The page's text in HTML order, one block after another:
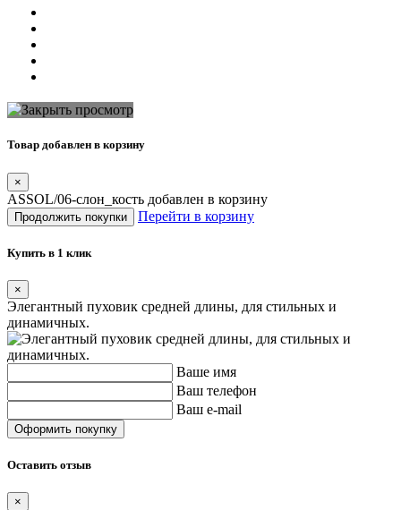
Товар добавлен в корзину
×
ASSOL/06-слон_кость добавлен в корзину
Продолжить покупки Перейти в корзину
Купить в 1 клик
×
Элегантный пуховик средней длины, для стильных и
динамичных.
Ваше имя
Ваш телефон
Ваш e-mail
Оставить отзыв
×